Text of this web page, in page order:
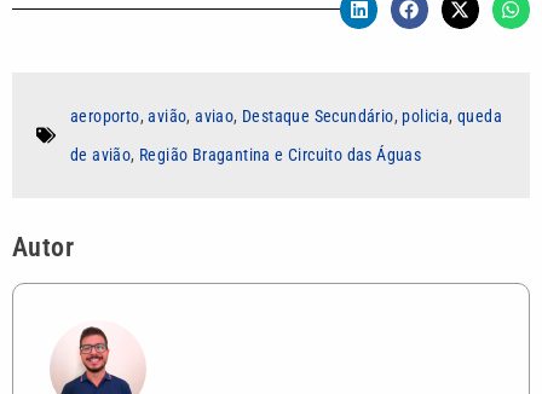
aeroporto,avião,aviao, Destaque Secundário, policia,queda
de avião, Região Bragantina e Circuito das Águas
Autor